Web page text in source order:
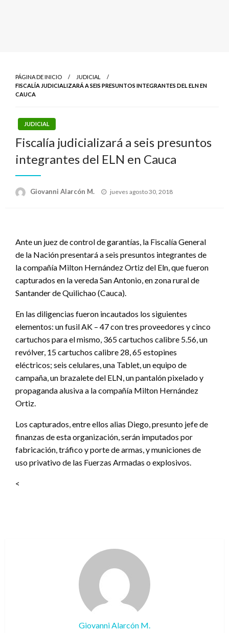
PÁGINA DE INICIO
JUDICIAL
FISCALÍA JUDICIALIZARÁ A SEIS PRESUNTOS INTEGRANTES DEL ELN EN
CAUCA
JUDICIAL
Fiscalía judicializará a seis presuntos
integrantes del ELN en Cauca
Giovanni Alarcón M.
Publicado
jueves agosto 30, 2018
Ante un juez de control de garantías, la Fiscalía General
de la Nación presentará a seis presuntos integrantes de
la compañía Milton Hernández Ortiz del Eln, que fueron
capturados en la vereda San Antonio, en zona rural de
Santander de Quilichao (Cauca).
En las diligencias fueron incautados los siguientes
elementos: un fusil AK – 47 con tres proveedores y cinco
cartuchos para el mismo, 365 cartuchos calibre 5.56, un
revólver, 15 cartuchos calibre 28, 65 estopines
eléctricos; seis celulares, una Tablet, un equipo de
campaña, un brazalete del ELN, un pantalón pixelado y
propaganda alusiva a la compañía Milton Hernández
Ortiz.
Los capturados, entre ellos alias Diego, presunto jefe de
finanzas de esta organización, serán imputados por
fabricación, tráfico y porte de armas, y municiones de
uso privativo de las Fuerzas Armadas o explosivos.
<
Giovanni Alarcón M.